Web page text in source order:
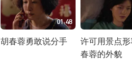
01:48
胡春蓉勇敢说分手
许可用景点
春蓉的外貌